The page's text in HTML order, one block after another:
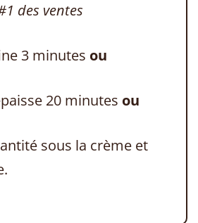
des ventes
3 minutes ou
20 minutes ou
sous la crème et